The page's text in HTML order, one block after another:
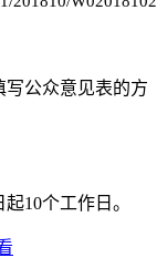
写公众意见表的方
起10个工作日。